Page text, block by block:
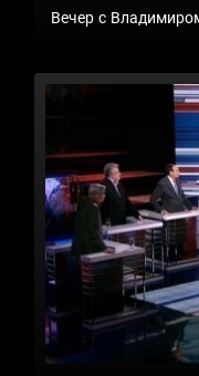
Вечер с